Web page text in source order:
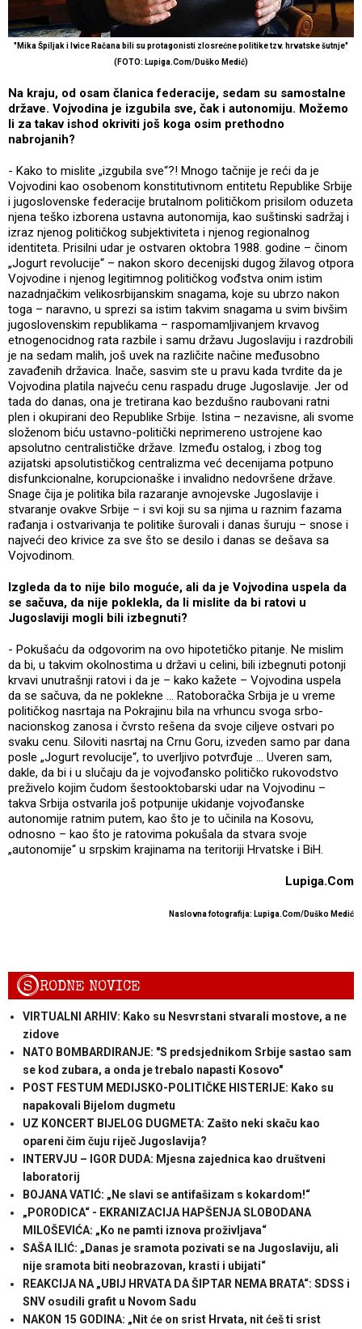
"Mika Špiljak i Ivice Račana bili su protagonisti zlosrećne politike tzv. hrvatske šutnje"
(FOTO: Lupiga.Com/Duško Medić)
Na kraju, od osam članica federacije, sedam su samostalne
države. Vojvodina je izgubila sve, čak i autonomiju. Možemo
li za takav ishod okriviti još koga osim prethodno
nabrojanih?
- Kako to mislite „izgubila sve“?! Mnogo tačnije je reći da je
Vojvodini kao osobenom konstitutivnom entitetu Republike Srbije
i jugoslovenske federacije brutalnom političkom prisilom oduzeta
njena teško izborena ustavna autonomija, kao suštinski sadržaj i
izraz njenog političkog subjektiviteta i njenog regionalnog
identiteta. Prisilni udar je ostvaren oktobra 1988. godine – činom
„Jogurt revolucije“ – nakon skoro decenijski dugog žilavog otpora
Vojvodine i njenog legitimnog političkog vođstva onim istim
nazadnjačkim velikosrbijanskim snagama, koje su ubrzo nakon
toga – naravno, u sprezi sa istim takvim snagama u svim bivšim
jugoslovenskim republikama – raspomamljivanjem krvavog
etnogenocidnog rata razbile i samu državu Jugoslaviju i razdrobili
je na sedam malih, još uvek na različite načine međusobno
zavađenih državica. Inače, sasvim ste u pravu kada tvrdite da je
Vojvodina platila najveću cenu raspadu druge Jugoslavije. Jer od
tada do danas, ona je tretirana kao bezdušno raubovani ratni
plen i okupirani deo Republike Srbije. Istina – nezavisne, ali svome
složenom biću ustavno-politički neprimereno ustrojene kao
apsolutno centralističke države. Između ostalog, i zbog tog
azijatski apsolutističkog centralizma već decenijama potpuno
disfunkcionalne, korupcionaške i invalidno nedovršene države.
Snage čija je politika bila razaranje avnojevske Jugoslavije i
stvaranje ovakve Srbije – i svi koji su sa njima u raznim fazama
rađanja i ostvarivanja te politike šurovali i danas šuruju – snose i
najveći deo krivice za sve što se desilo i danas se dešava sa
Vojvodinom.
Izgleda da to nije bilo moguće, ali da je Vojvodina uspela da
se sačuva, da nije poklekla, da li mislite da bi ratovi u
Jugoslaviji mogli bili izbegnuti?
- Pokušaću da odgovorim na ovo hipotetičko pitanje. Ne mislim
da bi, u takvim okolnostima u državi u celini, bili izbegnuti potonji
krvavi unutrašnji ratovi i da je – kako kažete – Vojvodina uspela
da se sačuva, da ne poklekne ... Ratoboračka Srbija je u vreme
političkog nasrtaja na Pokrajinu bila na vrhuncu svoga srbo-
nacionskog zanosa i čvrsto rešena da svoje ciljeve ostvari po
svaku cenu. Siloviti nasrtaj na Crnu Goru, izveden samo par dana
posle „Jogurt revolucije“, to uverljivo potvrđuje ... Uveren sam,
dakle, da bi i u slučaju da je vojvođansko političko rukovodstvo
preživelo kojim čudom šestooktobarski udar na Vojvodinu –
takva Srbija ostvarila još potpunije ukidanje vojvođanske
autonomije ratnim putem, kao što je to učinila na Kosovu,
odnosno – kao što je ratovima pokušala da stvara svoje
„autonomije“ u srpskim krajinama na teritoriji Hrvatske i BiH.
Lupiga.Com
Naslovna fotografija: Lupiga.Com/Duško Medić
SRODNE NOVICE
VIRTUALNI ARHIV: Kako su Nesvrstani stvarali mostove, a ne
zidove
NATO BOMBARDIRANJE: "S predsjednikom Srbije sastao sam
se kod zubara, a onda je trebalo napasti Kosovo"
POST FESTUM MEDIJSKO-POLITIČKE HISTERIJE: Kako su
napakovali Bijelom dugmetu
UZ KONCERT BIJELOG DUGMETA: Zašto neki skaču kao
opareni čim čuju riječ Jugoslavija?
INTERVJU – IGOR DUDA: Mjesna zajednica kao društveni
laboratorij
BOJANA VATIĆ: „Ne slavi se antifašizam s kokardom!“
„PORODICA“ - EKRANIZACIJA HAPŠENJA SLOBODANA
MILOŠEVIĆA: „Ko ne pamti iznova proživljava“
SAŠA ILIĆ: „Danas je sramota pozivati se na Jugoslaviju, ali
nije sramota biti neobrazovan, krasti i ubijati“
REAKCIJA NA „UBIJ HRVATA DA ŠIPTAR NEMA BRATA“: SDSS i
SNV osudili grafit u Novom Sadu
NAKON 15 GODINA: „Nit će on srist Hrvata, nit ćeš ti srist